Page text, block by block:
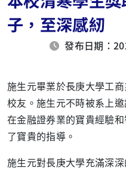
子，至深感紉
發布日期：
施生元畢業於長庚大學工
校友。施生元不時被系上
在金融證券業的寶貴經驗
了寶貴的指導。
施生元對長庚大學充滿深